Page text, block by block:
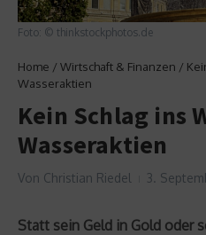
Foto: © thinkstockphotos.de
Home / Wirtschaft & Finanzen /
Wasseraktien
Kein Schlag ins
Wasseraktien
Von Christian Riedel 3.
Statt sein Geld in Gold oder